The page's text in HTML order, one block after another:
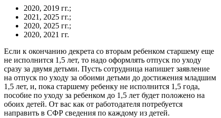
2020, 2019 гг.;
2021, 2025 гг.;
2020, 2025 гг.;
2020, 2021 гг.
Если к окончанию декрета со вторым ребенком старшему еще
не исполнится 1,5 лет, то надо оформлять отпуск по уходу
сразу за двумя детьми. Пусть сотрудница напишет заявление
на отпуск по уходу за обоими детьми до достижения младшим
1,5 лет, и, пока старшему ребенку не исполнится 1,5 года,
пособие по уходу за ребенком до 1,5 лет будет положено на
обоих детей. От вас как от работодателя потребуется
направить в СФР сведения по каждому из детей.